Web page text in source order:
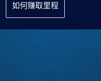
如何赚取里程